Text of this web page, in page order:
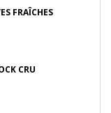
FRAÎCHES
CRU